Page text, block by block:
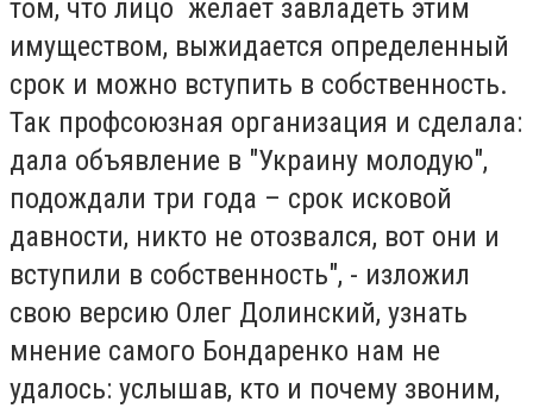
том, что лицо желает завладеть этим
имуществом, выжидается определенный
срок и можно вступить в собственность.
Так профсоюзная организация и сделала:
дала объявление в "Украину молодую",
подождали три года – срок исковой
давности, никто не отозвался, вот они и
вступили в собственность", - изложил
свою версию Олег Долинский, узнать
мнение самого Бондаренко нам не
удалось: услышав, кто и почему звоним,